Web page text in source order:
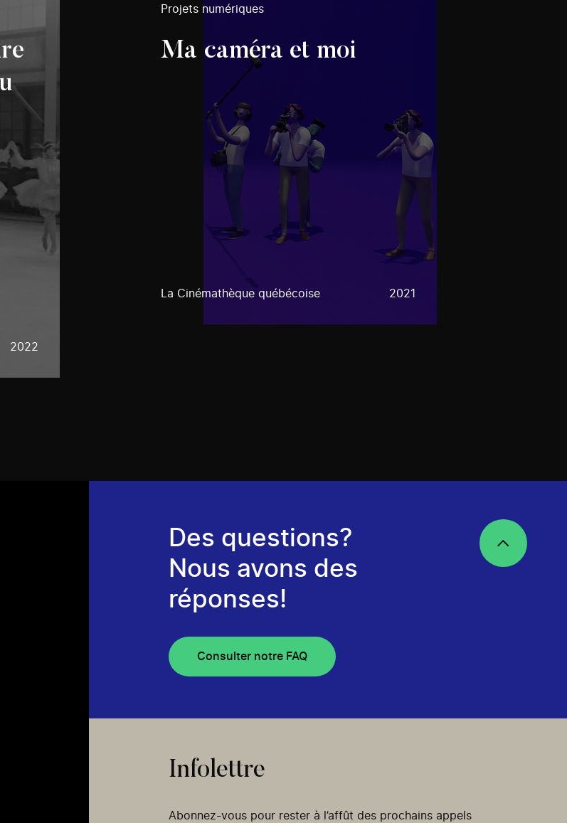
2022
Projets numériques
Ma caméra et moi
La Cinémathèque québécoise 2021
Des questions?
Nous avons des
réponses!
Consulter notre FAQ
Infolettre
Abonnez-vous pour rester à l’affût des prochains appels